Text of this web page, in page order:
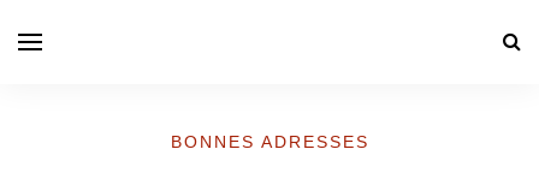
BONNES ADRESSES